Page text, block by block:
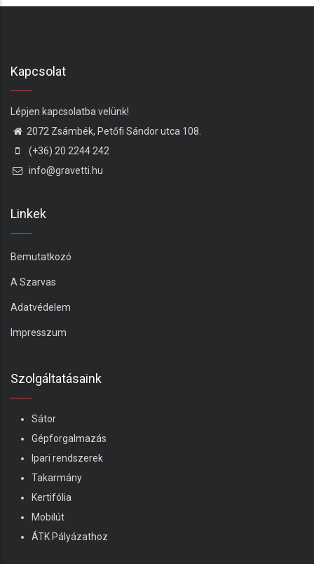
Kapcsolat
Lépjen kapcsolatba velünk!
2072 Zsámbék, Petőfi Sándor utca 108.
(+36) 20 2244 242
info@gravetti.hu
Linkek
Bemutatkozó
A Szarvas
Adatvédelem
Impresszum
Szolgáltatásaink
Sátor
Gépforgalmazás
Ipari rendszerek
Takarmány
Kertifólia
Mobilút
ÁTK Pályázathoz